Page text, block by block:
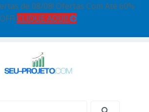
de 08/08! Ofertas Com Até 60%
OFF! CLIQUE AQUI!